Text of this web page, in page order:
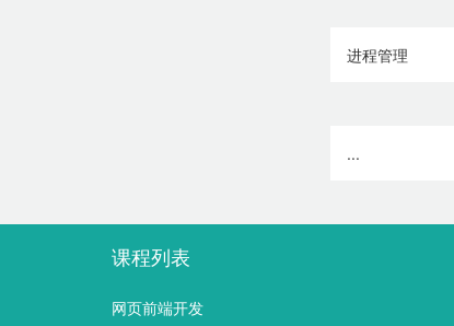
进程管理
...
课程列表
网页前端开发